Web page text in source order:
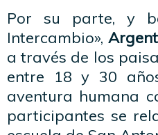
Por su parte, y
Intercambio»,
a través de los
entre 18 y 30
aventura humana
participantes se